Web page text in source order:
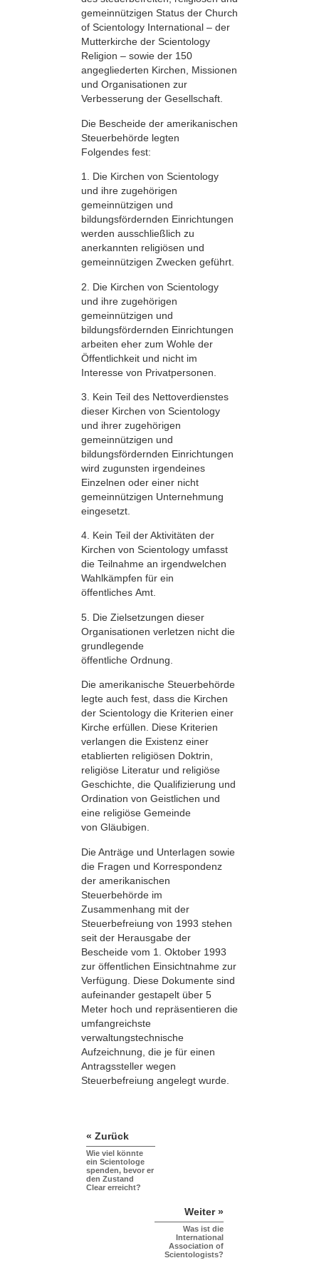
gemeinnützigen Status der Church
of Scientology International – der
Mutterkirche der Scientology
Religion – sowie der 150
angegliederten Kirchen, Missionen
und Organisationen zur
Verbesserung der Gesellschaft.
Die Bescheide der amerikanischen
Steuerbehörde legten
Folgendes fest:
1. Die Kirchen von Scientology
und ihre zugehörigen
gemeinnützigen und
bildungsfördernden Einrichtungen
werden ausschließlich zu
anerkannten religiösen und
gemeinnützigen Zwecken geführt.
2. Die Kirchen von Scientology
und ihre zugehörigen
gemeinnützigen und
bildungsfördernden Einrichtungen
arbeiten eher zum Wohle der
Öffentlichkeit und nicht im
Interesse von Privatpersonen.
3. Kein Teil des Nettoverdienstes
dieser Kirchen von Scientology
und ihrer zugehörigen
gemeinnützigen und
bildungsfördernden Einrichtungen
wird zugunsten irgendeines
Einzelnen oder einer nicht
gemeinnützigen Unternehmung
eingesetzt.
4. Kein Teil der Aktivitäten der
Kirchen von Scientology umfasst
die Teilnahme an irgendwelchen
Wahlkämpfen für ein
öffentliches Amt.
5. Die Zielsetzungen dieser
Organisationen verletzen nicht die
grundlegende
öffentliche Ordnung.
Die amerikanische Steuerbehörde
legte auch fest, dass die Kirchen
der Scientology die Kriterien einer
Kirche erfüllen. Diese Kriterien
verlangen die Existenz einer
etablierten religiösen Doktrin,
religiöse Literatur und religiöse
Geschichte, die Qualifizierung und
Ordination von Geistlichen und
eine religiöse Gemeinde
von Gläubigen.
Die Anträge und Unterlagen sowie
die Fragen und Korrespondenz
der amerikanischen
Steuerbehörde im
Zusammenhang mit der
Steuerbefreiung von 1993 stehen
seit der Herausgabe der
Bescheide vom 1. Oktober 1993
zur öffentlichen Einsichtnahme zur
Verfügung. Diese Dokumente sind
aufeinander gestapelt über 5
Meter hoch und repräsentieren die
umfangreichste
verwaltungstechnische
Aufzeichnung, die je für einen
Antragssteller wegen
Steuerbefreiung angelegt wurde.
« Zurück
Wie viel könnte
ein Scientologe
spenden, bevor er
den Zustand
Clear erreicht?
Weiter »
Was ist die
International
Association of
Scientologists?